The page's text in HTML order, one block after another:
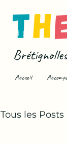
Accueil
Tous les Posts